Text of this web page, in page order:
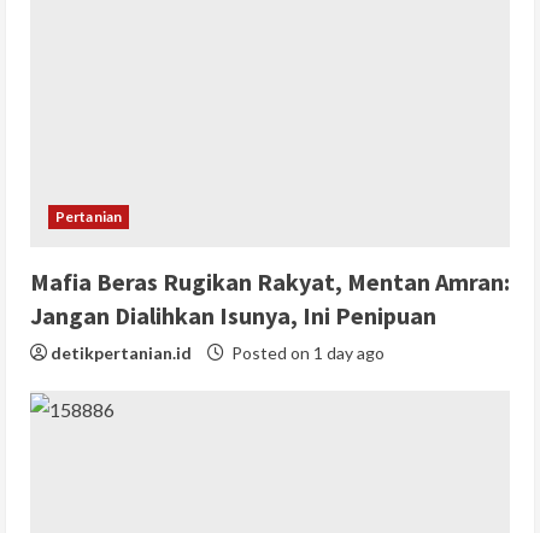
Pertanian
Mafia Beras Rugikan Rakyat, Mentan Amran:
Jangan Dialihkan Isunya, Ini Penipuan
detikpertanian.id Posted on 1 day ago